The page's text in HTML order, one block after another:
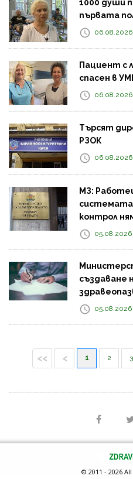
1000 души
първата
06.08.2026
Пациент с
спасен в
06.08.2026
Търсят
РЗОК
06.08.2026
МЗ:
системата
контрол
05.08.2026
създаване
05.08.2026
<< < 1 2 3
© 2011 - 2026